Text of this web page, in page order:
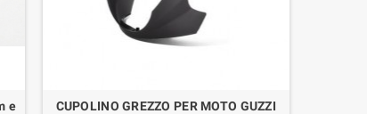
e
CUPOLINO GREZZO PER MOTO GUZZI